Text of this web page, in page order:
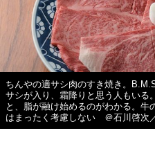
ちんやの適サシ肉のすき焼き。
サシが入り、霜降りと思う人もいる
と、脂が融け始めるのがわかる。牛
はまったく考慮しない ＠石川啓次